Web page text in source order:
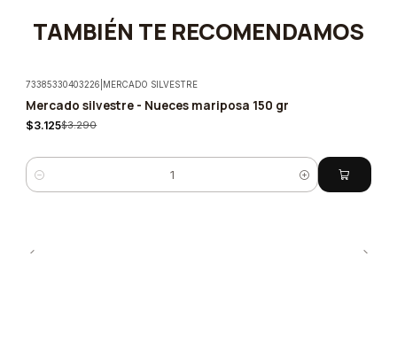
TAMBIÉN TE RECOMENDAMOS
-5%
73385330403226 MERCADO SILVESTRE
Mercado silvestre - Nueces mariposa 150 gr
$3.125$3.290
Cantidad